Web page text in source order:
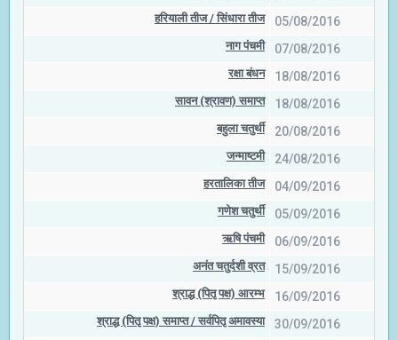
हरियाली तीज / सिंधारा तीज 05/08/2016
नाग पंचमी 07/08/2016
रक्षा बंधन 18/08/2016
सावन (श्रावण) समाप्त 18/08/2016
बहुला चतुर्थी 20/08/2016
जन्माष्टमी 24/08/2016
हरतालिका तीज 04/09/2016
गणेश चतुर्थी 05/09/2016
ऋषि पंचमी 06/09/2016
अनंत चतुर्दशी व्रत 15/09/2016
श्राद्ध (पितृ पक्ष) आरम्भ 16/09/2016
श्राद्ध (पितृ पक्ष) समाप्त / सर्वपितृ अमावस्या 30/09/2016